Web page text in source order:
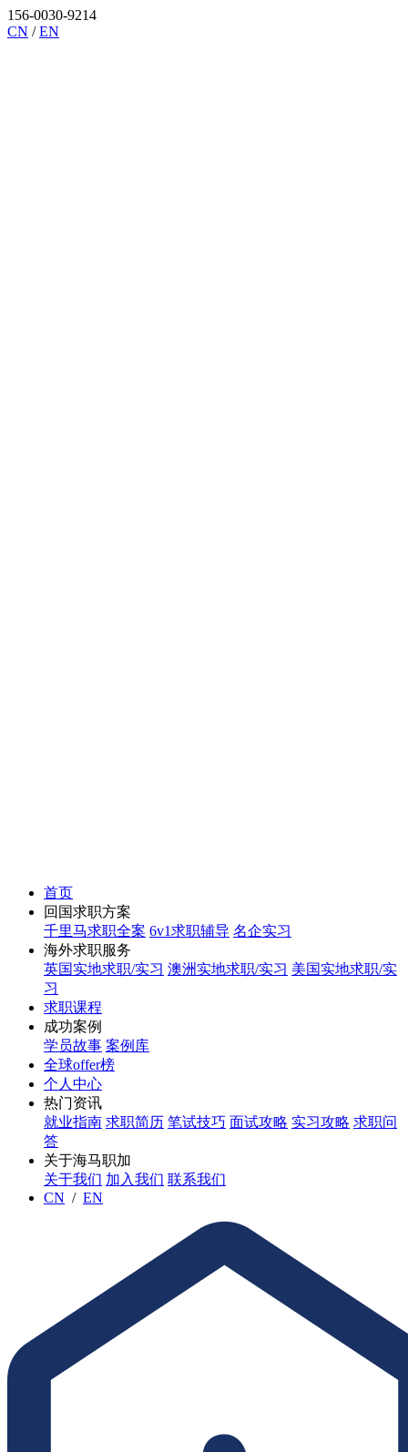
156-0030-9214
CN /EN
首页
回国求职方案
千里马求职全案 6v1求职辅导 名企实习
海外求职服务
英国实地求职/实习 澳洲实地求职/实习 美国实地求职/实
习
求职课程
成功案例
学员故事 案例库
全球offer榜
个人中心
热门资讯
就业指南 求职简历 笔试技巧 面试攻略 实习攻略 求职问
答
关于海马职加
关于我们 加入我们 联系我们
CN / EN